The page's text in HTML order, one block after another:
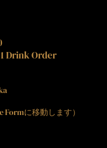
Drink Order
に移動します）